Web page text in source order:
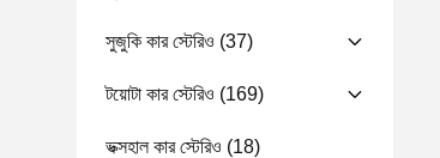
সুজুকি কার স্টেরিও (37)
টয়োটা কার স্টেরিও (169)
ভক্সহাল কার স্টেরিও (18)